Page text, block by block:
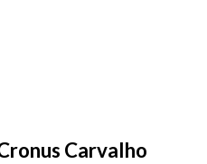
Carvalho